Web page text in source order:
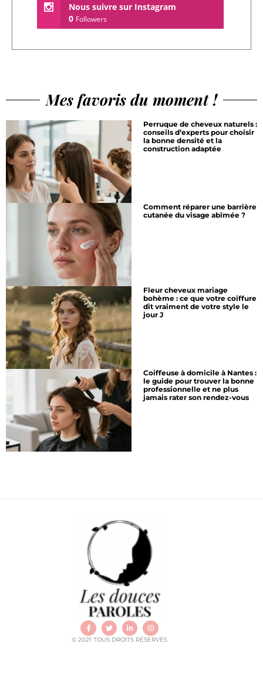
Nous suivre sur Instagram
0 Followers
Mes favoris du moment !
Perruque de cheveux naturels :
conseils d’experts pour choisir
la bonne densité et la
construction adaptée
Comment réparer une barrière
cutanée du visage abîmée ?
Fleur cheveux mariage
bohème : ce que votre coiffure
dit vraiment de votre style le
jour J
Coiffeuse à domicile à Nantes :
le guide pour trouver la bonne
professionnelle et ne plus
jamais rater son rendez-vous
© 2021 TOUS DROITS RÉSERVÉS